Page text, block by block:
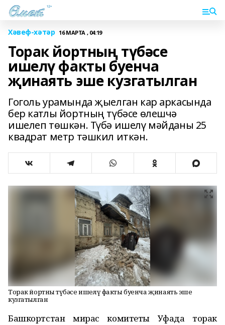
Хәвеф-хәтәр 16 МАРТА , 04:19
Торак йортның түбәсе
ишелү факты буенча
җинаять эше кузгатылган
Гоголь урамында җыелган кар аркасында
бер катлы йортның түбәсе өлешчә
ишелеп төшкән. Түбә ишелү мәйданы 25
квадрат метр тәшкил иткән.
Торак йортның түбәсе ишелү факты буенча җинаять эше
кузгатылган
Башкортстан мирас комитеты
Уфада торак